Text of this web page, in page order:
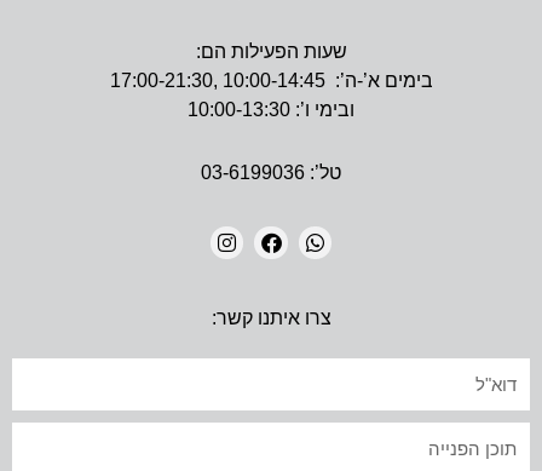
שעות הפעילות הם:
בימים א’-ה’: 10:00-14:45 ,17:00-21:30
ובימי ו’: 10:00-13:30
טל’: 03-6199036
H
A
P
P
A
C
O
K
N
S
R
A
צרו איתנו קשר: